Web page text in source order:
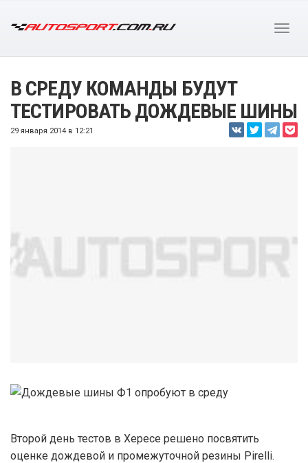
В СРЕДУ КОМАНДЫ БУДУТ
ТЕСТИРОВАТЬ ДОЖДЕВЫЕ ШИНЫ
29 января 2014 в 12:21
Второй день тестов в Хересе решено посвятить
оценке дождевой и промежуточной резины Pirelli.